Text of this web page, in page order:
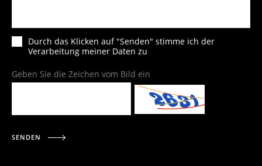
Durch das Klicken auf "Senden" stimme ich der
Verarbeitung meiner Daten zu
Geben Sie die Zeichen vom Bild ein
SENDEN